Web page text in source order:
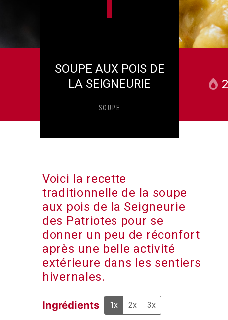
SOUPE AUX POIS DE
LA SEIGNEURIE
SOUPE
2
Voici la recette
traditionnelle de la soupe
aux pois de la Seigneurie
des Patriotes pour se
donner un peu de réconfort
après une belle activité
extérieure dans les sentiers
hivernales.
Ingrédients 1x 2x 3x